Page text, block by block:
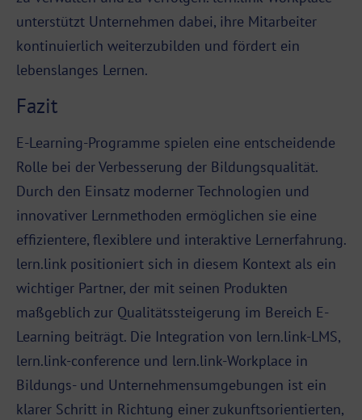
unterstützt Unternehmen dabei, ihre Mitarbeiter
kontinuierlich weiterzubilden und fördert ein
lebenslanges Lernen.
Fazit
E-Learning-Programme spielen eine entscheidende
Rolle bei der Verbesserung der Bildungsqualität.
Durch den Einsatz moderner Technologien und
innovativer Lernmethoden ermöglichen sie eine
effizientere, flexiblere und interaktive Lernerfahrung.
lern.link positioniert sich in diesem Kontext als ein
wichtiger Partner, der mit seinen Produkten
maßgeblich zur Qualitätssteigerung im Bereich E-
Learning beiträgt. Die Integration von lern.link-LMS,
lern.link-conference und lern.link-Workplace in
Bildungs- und Unternehmensumgebungen ist ein
klarer Schritt in Richtung einer zukunftsorientierten,